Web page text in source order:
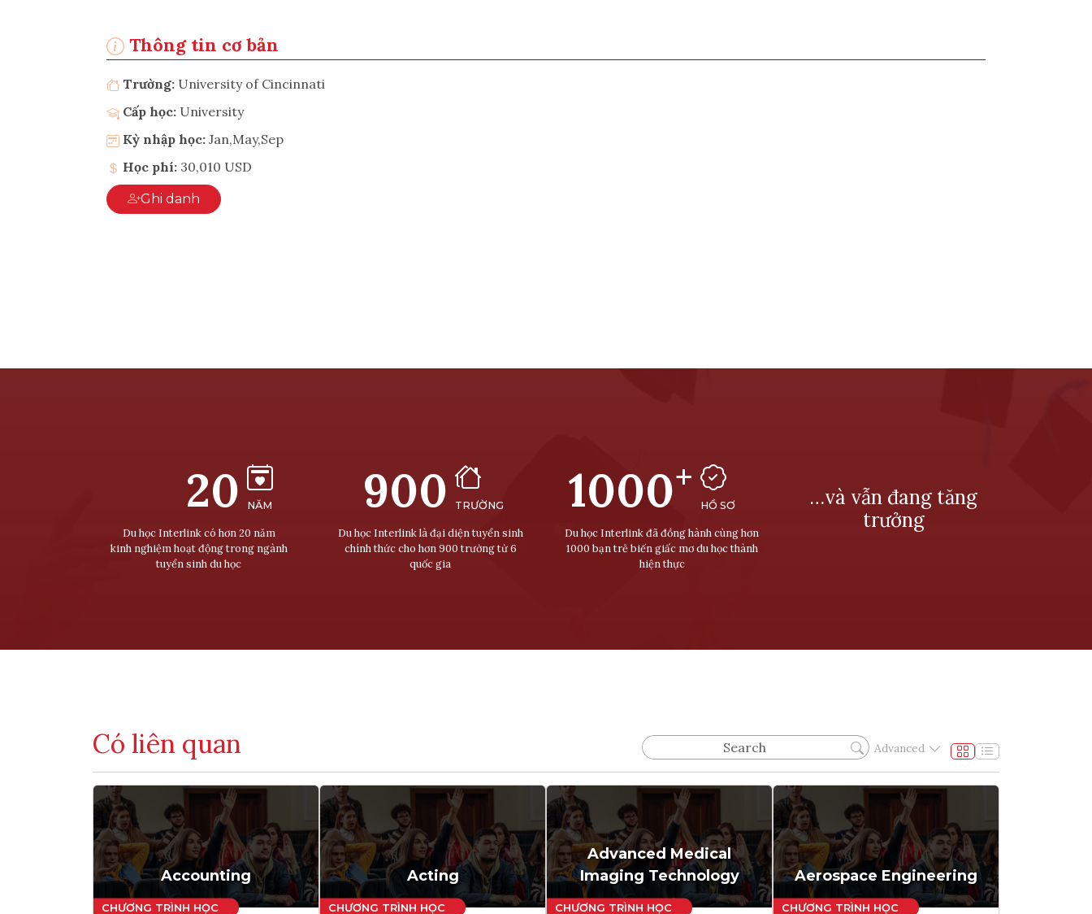
Thông tin cơ bản
Trường: University of Cincinnati
Cấp học: University
Kỳ nhập học: Jan,May,Sep
Học phí: 30,010 USD
Ghi danh
20 NĂM
Du học Interlink có hơn 20 năm
kinh nghiệm hoạt động trong ngành
tuyển sinh du học
900 TRƯỜNG
Du học Interlink là đại diện tuyển sinh
chính thức cho hơn 900 trường từ 6
quốc gia
1000+
HỒ SƠ
Du học Interlink đã đồng hành cùng hơn
1000 bạn trẻ biến giấc mơ du học thành
hiện thực
…và vẫn đang tăng
trưởng
Có liên quan Advanced
Accounting Acting
Advanced Medical
Imaging Technology
Aerospace Engineering